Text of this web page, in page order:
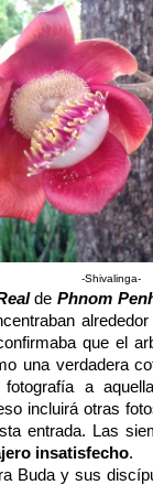
-Shivalinga-
de Phnom
que el
una verdadera
a
incluirá otras
entrada. Las
insatisfecho.
Buda y sus